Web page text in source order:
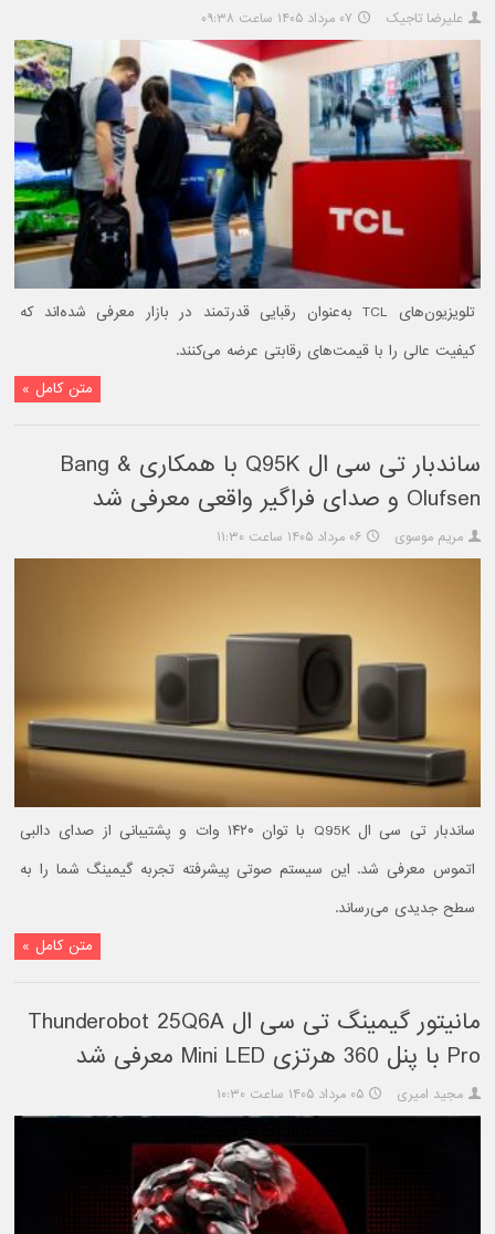
علیرضا تاجیک ۰۷ مرداد ۱۴۰۵ ساعت ۰۹:۳۸
تلویزیون‌های TCL به‌عنوان رقبایی قدرتمند در بازار معرفی شده‌اند که
کیفیت عالی را با قیمت‌های رقابتی عرضه می‌کنند.
متن کامل »
ساندبار تی سی ال Q95K با همکاری Bang &
Olufsen و صدای فراگیر واقعی معرفی شد
مریم موسوی ۰۶ مرداد ۱۴۰۵ ساعت ۱۱:۳۰
ساندبار تی سی ال Q95K با توان ۱۴۲۰ وات و پشتیبانی از صدای دالبی
اتموس معرفی شد. این سیستم صوتی پیشرفته تجربه گیمینگ شما را به
سطح جدیدی می‌رساند.
متن کامل »
مانیتور گیمینگ تی سی ال Thunderobot 25Q6A
Pro با پنل 360 هرتزی Mini LED معرفی شد
مجید امیری ۰۵ مرداد ۱۴۰۵ ساعت ۱۰:۳۰